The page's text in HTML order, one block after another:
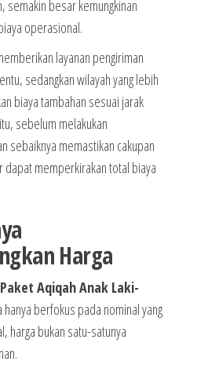
semakin besar kemungkinan
operasional.
layanan pengiriman
sedangkan wilayah yang lebih
biaya tambahan sesuai jarak
sebelum melakukan
sebaiknya memastikan cakupan
dapat memperkirakan total biaya
Harga
Aqiqah Anak Laki-
hanya berfokus pada nominal yang
harga bukan satu-satunya